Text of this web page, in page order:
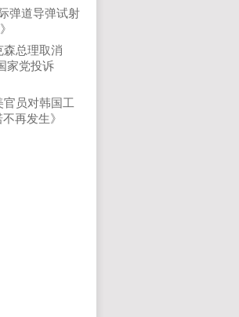
弹道导弹试射
》
森总理取消
家党投诉
官员对韩国工
再发生》